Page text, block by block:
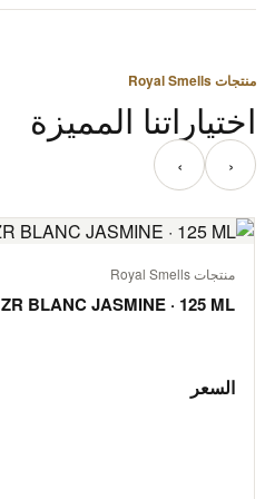
منتجات Royal Smells
اختياراتنا المميزة
‹ ›
منتجات Royal Smells
ZR BLANC JASMINE · 125 ML
السعر